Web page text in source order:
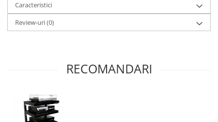
Caracteristici
Review-uri(0)
RECOMANDARI